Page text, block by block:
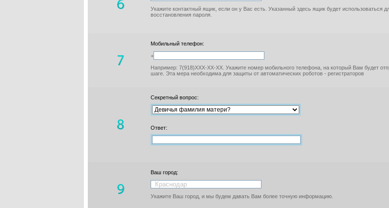
Укажите контактный ящик, если он у Вас есть. Указанный здесь ящик будет использоваться
восстановления пароля.
Мобильный телефон:
+
Например: 7(918)XXX-XX-XX. Укажите номер мобильного телефона, на который Вам будет
шаге. Эта мера необходима для защиты от автоматических роботов - регистраторов
Секретный вопрос:
Ответ:
Ваш город:
Укажите Ваш город, и мы будем давать Вам более точную информацию.